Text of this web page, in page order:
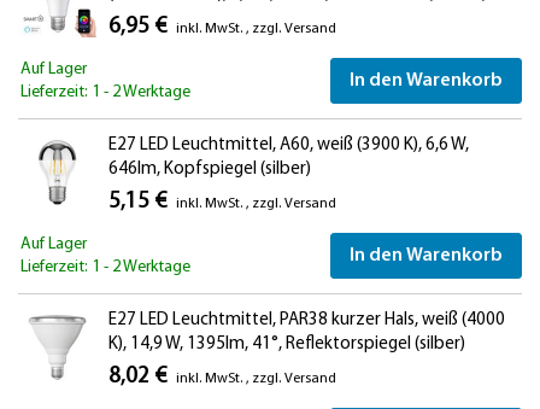
Alexa, matt
6,95 € inkl. MwSt. , zzgl. Versand
Auf Lager
Lieferzeit: 1 - 2 Werktage
In den Warenkorb
E27 LED Leuchtmittel, A60, weiß (3900 K), 6,6 W,
646lm, Kopfspiegel (silber)
5,15 € inkl. MwSt. , zzgl. Versand
Auf Lager
Lieferzeit: 1 - 2 Werktage
In den Warenkorb
E27 LED Leuchtmittel, PAR38 kurzer Hals, weiß (4000
K), 14,9 W, 1395lm, 41°, Reflektorspiegel (silber)
8,02 € inkl. MwSt. , zzgl. Versand